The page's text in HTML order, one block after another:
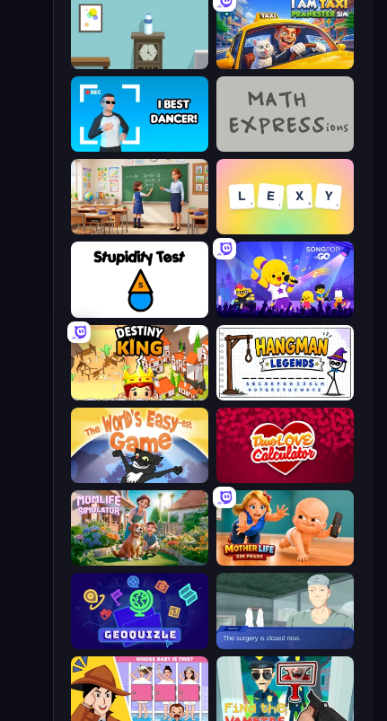
I Am Taxi Prankster Sim
Flip Bottle
MATH EXPRESSions
I Best Dancer!
Lexy
High School Teacher Simulator
SongPop GO
Stupidity Test
Hangman Legends
Destiny King
Love Calculator
Mother Life Simulator: Prank
Momlife Simulator
Oh So Lucky, Doctor!
GeoQuizle